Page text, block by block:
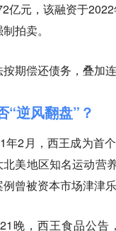
亿元，该融资于
拍卖。
按期偿还债务，叠加
“逆风翻盘”？
年2月，西王成为首
北美地区知名运动营
例曾被资本市场津津
晚，西王食品公告